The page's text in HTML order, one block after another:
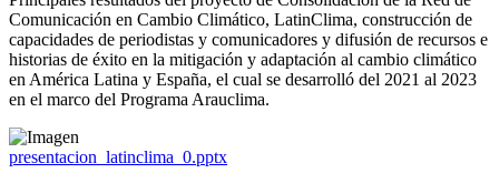
Comunicación en Cambio Climático, LatinClima, construcción de
capacidades de periodistas y comunicadores y difusión de recursos e
historias de éxito en la mitigación y adaptación al cambio climático
en América Latina y España, el cual se desarrolló del 2021 al 2023
en el marco del Programa Arauclima.
presentacion_latinclima_0.pptx